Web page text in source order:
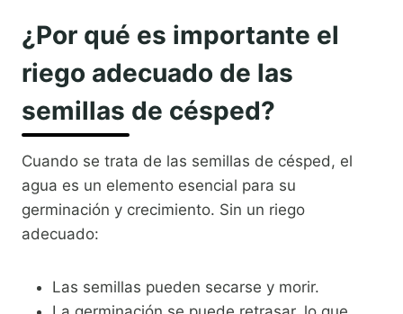
¿Por qué es importante el
riego adecuado de las
semillas de césped?
Cuando se trata de las semillas de césped, el
agua es un elemento esencial para su
germinación y crecimiento. Sin un riego
adecuado:
Las semillas pueden secarse y morir.